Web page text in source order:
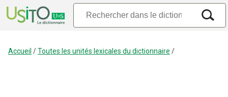
Accueil /Toutes les unités lexicales du dictionnaire /